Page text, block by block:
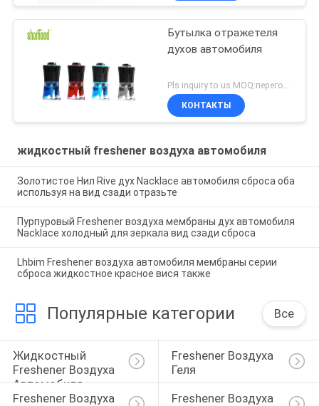
Бутылка отражетеля
духов автомобиля
Pls inquiry to us MOQ:переговоров
КОНТАКТЫ
жидкостный freshener воздуха автомобиля
Золотистое Нил Rive дух Nacklace автомобиля сброса оба
используя на вид сзади отразьте
Пурпуровый Freshener воздуха мембраны дух автомобиля
Nacklace холодный для зеркала вид сзади сброса
Lhbim Freshener воздуха автомобиля мембраны серии
сброса жидкостное красное вися также
Популярные категории Все
Жидкостный
Freshener Воздуха
Автомобиля
Freshener Воздуха
Геля
Freshener Воздуха
Freshener Воздуха